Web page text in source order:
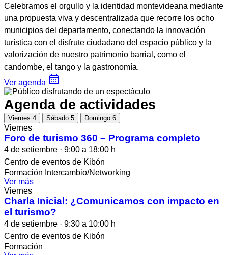
Celebramos el orgullo y la identidad montevideana mediante
una propuesta viva y descentralizada que recorre los ocho
municipios del departamento, conectando la innovación
turística con el disfrute ciudadano del espacio público y la
valorización de nuestro patrimonio barrial, como el
candombe, el tango y la gastronomía.
Ver agenda
Agenda de actividades
Viernes 4 Sábado 5 Domingo 6
Viernes
Foro de turismo 360 – Programa completo
4 de setiembre · 9:00 a 18:00 h
Centro de eventos de Kibón
Formación Intercambio/Networking
Ver más
Viernes
Charla Inicial: ¿Comunicamos con impacto en
el turismo?
4 de setiembre · 9:30 a 10:00 h
Centro de eventos de Kibón
Formación